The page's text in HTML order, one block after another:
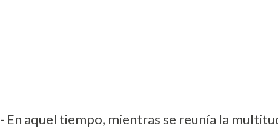
- En aquel tiempo, mientras se reunía la